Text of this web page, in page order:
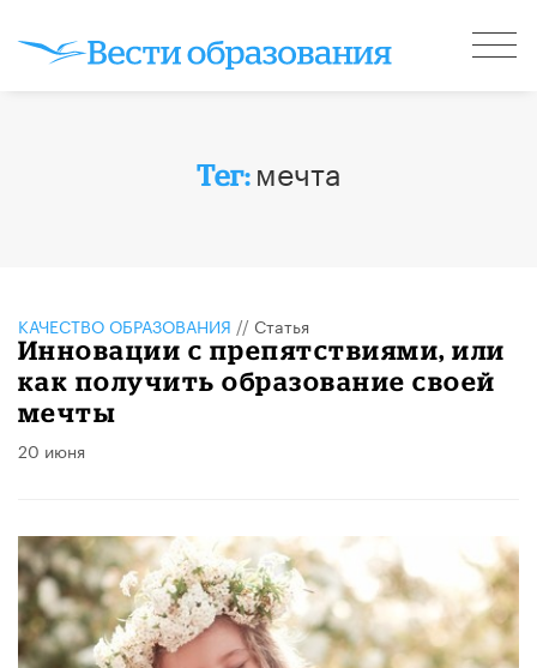
Тег: мечта
КАЧЕСТВО ОБРАЗОВАНИЯ // Статья
Инновации с препятствиями, или
как получить образование своей
мечты
20 июня